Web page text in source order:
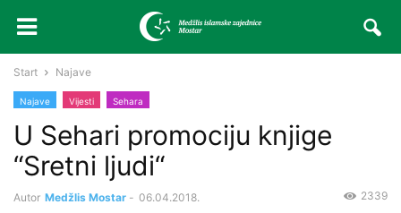
Start Najave
Najave Vijesti Sehara
U Sehari promociju knjige
“Sretni ljudi“
Autor Medžlis Mostar - 06.04.2018. 2339